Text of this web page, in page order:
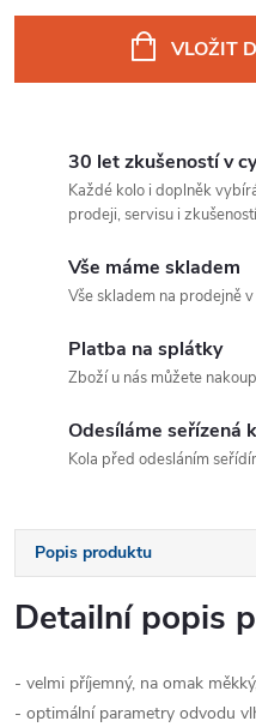
VLOŽIT
30 let zkušeností v
Každé kolo i doplněk
prodeji, servisu i
Vše máme skladem
Vše skladem na prodejně
Platba na splátky
Zboží u nás můžete
Odesíláme seřízená
Kola před odesláním
Popis produktu
Detailní popis
- velmi příjemný, na omak
- optimální parametry odvodu